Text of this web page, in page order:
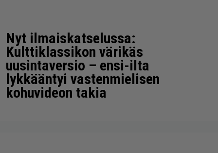
Nyt ilmaiskatselussa:
Kulttiklassikon värikäs
uusintaversio – ensi-ilta
lykkääntyi vastenmielisen
kohuvideon takia